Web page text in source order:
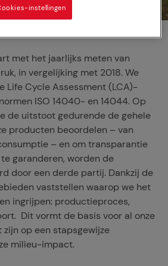
met het jaarlijks meten van
in vergelijking met 2018. We
Life Cycle Assessment (LCA)-
ISO 14040- en 14044. Op
de uitstoot gedurende de gehele
producten beoordelen – van
– en om transparantie
garanderen, worden de
door een derde partij. Dankzij de
vaststellen waarop we het
ingrijpen: productieproces,
Dit vormt de basis voor al onze
op een stapsgewijze
milieu-impact.
instellingen